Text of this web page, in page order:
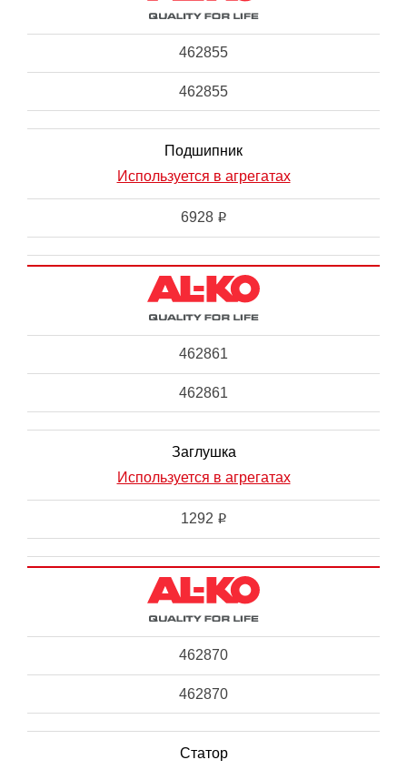
462855
462855
Подшипник
Используется в агрегатах
6928 i
462861
462861
Заглушка
Используется в агрегатах
1292 i
462870
462870
Статор